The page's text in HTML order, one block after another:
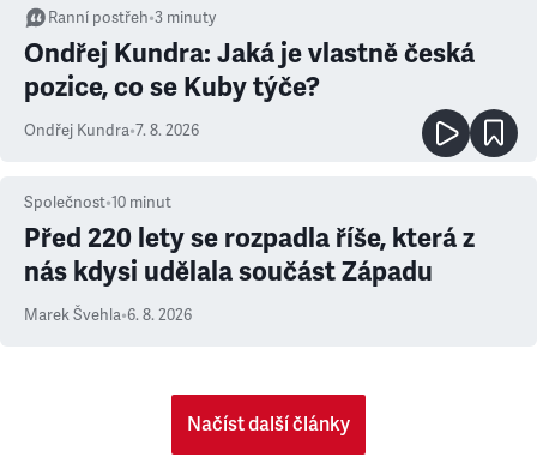
Ranní postřeh•3 minuty
Ondřej Kundra: Jaká je vlastně česká
pozice, co se Kuby týče?
Ondřej Kundra•7. 8. 2026
Společnost•10 minut
Před 220 lety se rozpadla říše, která z
nás kdysi udělala součást Západu
Marek Švehla•6. 8. 2026
Načíst další články